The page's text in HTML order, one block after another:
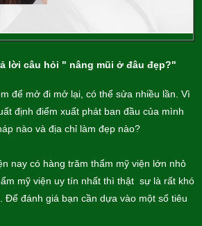
lời câu hỏi " nâng mũi ở đâu đẹp?"
để mở đi mở lại, có thể sửa nhiều lần. Vì
định điểm xuất phát ban đầu của mình
nào và địa chỉ làm đẹp nào?
nay có hàng trăm thẩm mỹ viện lớn nhỏ
mỹ viện uy tín nhất thì thật sự là rất khó
Để đánh giá bạn cần dựa vào một số tiêu